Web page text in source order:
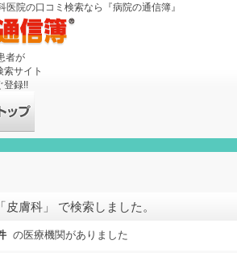
医院の口コミ検索なら『病院の通信簿』
者が
索サイト
登録!!
皮膚科」 で検索しました。
の医療機関がありました